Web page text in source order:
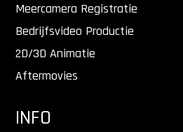
Meercamera Registratie
Bedrijfsvideo Productie
2D/3D Animatie
Aftermovies
INFO